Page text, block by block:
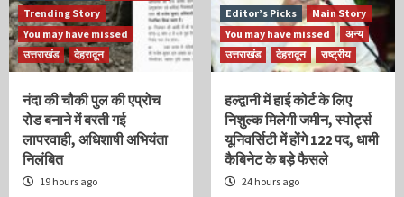
Trending Story
You may have missed
उत्तराखंड
देहरादून
नंदा की चौकी पुल की एप्रोच
रोड बनाने में बरती गई
लापरवाही, अधिशाषी अभियंता
निलंबित
19 hours ago
Editor’s Picks
Main Story
You may have missed
अन्य
उत्तराखंड
देहरादून राष्ट्रीय
हल्द्वानी में हाई कोर्ट के लिए
निशुल्क मिलेगी जमीन, स्पोर्ट्स
यूनिवर्सिटी में होंगे 122 पद, धामी
कैबिनेट के बड़े फैसले
24 hours ago